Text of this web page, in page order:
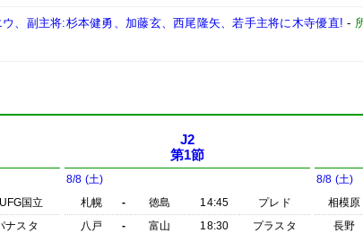
、副主将:杉本健勇、加藤玄、西尾隆矢、若手主将に木寺優直! -
国立
ナスタ
J2
第1節
8/8 (土)
札幌
- 徳島 14:45
プレド
八戸
- 富山 18:30
プラスタ
8/8 (土)
相模原
長野